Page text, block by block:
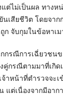
แต่ไม่เป็นผล ทางห
เสียชีวิต โดยจาก
ก จับกุมในข้อหาเ
กรณีการเฉี่ยวชนข
กรณีตามมาที่เกิด
าหน้าที่ตำรวจจะเ
แต่เนื่องจากมีอาก